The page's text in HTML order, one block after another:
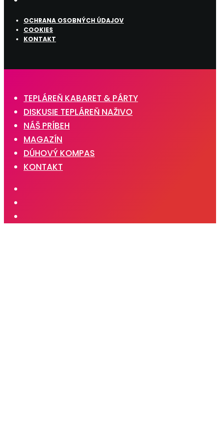
OCHRANA OSOBNÝCH ÚDAJOV
COOKIES
KONTAKT
TEPLÁREŇ KABARET & PÁRTY
DISKUSIE TEPLÁREŇ NAŽIVO
NÁŠ PRÍBEH
MAGAZÍN
DÚHOVÝ KOMPAS
KONTAKT